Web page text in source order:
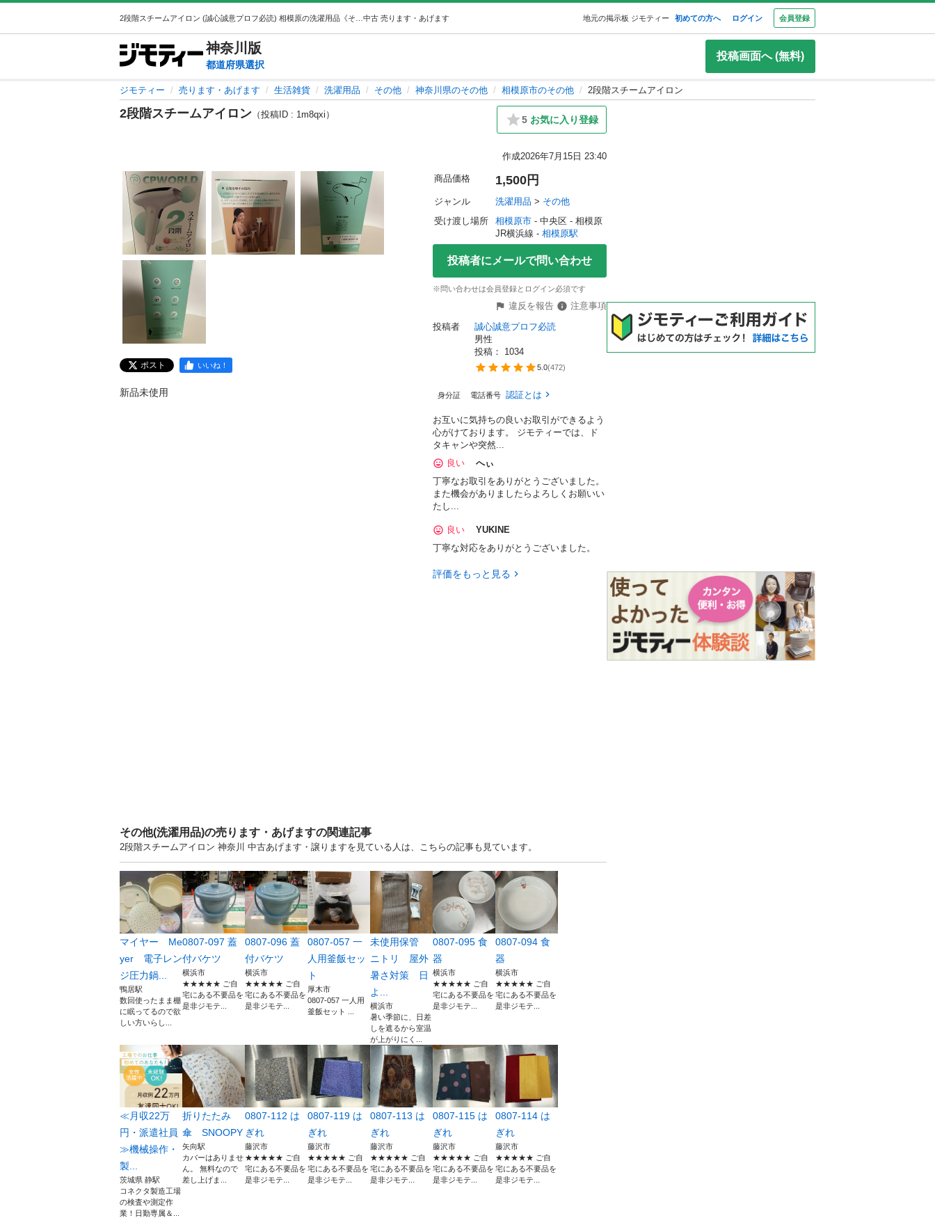
中古 売ります・あげます 地元の掲示板 ジモティー 初めての方へ ログイン 会員登録
神奈川 版
都道府県選択
投稿画面へ (無料)
ジモティー 売ります・あげます 生活雑貨 洗濯用品 その他 神奈川県のその他 相模原市のその他 2段階スチームアイロン
2段階スチームアイロン （投稿ID : 1m8qxi） 5 お気に入り登録
作成2026年7月15日 23:40
ポスト いいね！
新品未使用
商品価格 1,500円
ジャンル 洗濯用品 > その他
受け渡し場所
相模原市 - 中央区 - 相模原
JR横浜線 - 相模原駅
投稿者にメールで問い合わせ
※問い合わせは会員登録とログイン必須です
違反を報告
注意事項
投稿者
誠心誠意プロフ必読
男性
投稿： 1034
5.0(472)
身分証 電話番号 認証とは
お互いに気持ちの良いお取引ができるよう
心がけております。 ジモティーでは、ド
タキャンや突然...
良い
へぃ
丁寧なお取引をありがとうございました。
また機会がありましたらよろしくお願いい
たし...
良い
YUKINE
丁寧な対応をありがとうございました。
評価をもっと見る
その他(洗濯用品)の売ります・あげますの関連記事
2段階スチームアイロン 神奈川 中古あげます・譲りますを見ている人は、こちらの記事も見ています。
マイヤー Me
yer 電子レン
ジ圧力鍋...
鴨居駅
数回使ったまま棚
に眠ってるので欲
しい方いらし...
0807-097 蓋
付バケツ
横浜市
★★★★★ ご自
宅にある不要品を
是非ジモテ...
0807-096 蓋
付バケツ
横浜市
★★★★★ ご自
宅にある不要品を
是非ジモテ...
0807-057 一
人用釜飯セッ
ト
厚木市
0807-057 一人用
釜飯セット ...
未使用保管
ニトリ 屋外
暑さ対策 日
よ...
横浜市
暑い季節に、日差
しを遮るから室温
が上がりにく...
0807-095 食
器
横浜市
★★★★★ ご自
宅にある不要品を
是非ジモテ...
0807-094 食
器
横浜市
★★★★★ ご自
宅にある不要品を
是非ジモテ...
≪月収22万
円・派遣社員
≫機械操作・
製...
茨城県 静駅
コネクタ製造工場
の検査や測定作
業！日勤専属＆...
折りたたみ
傘 SNOOPY
矢向駅
カバーはありませ
ん。 無料なので
差し上げま...
0807-112 は
ぎれ
藤沢市
★★★★★ ご自
宅にある不要品を
是非ジモテ...
0807-119 は
ぎれ
藤沢市
★★★★★ ご自
宅にある不要品を
是非ジモテ...
0807-113 は
ぎれ
藤沢市
★★★★★ ご自
宅にある不要品を
是非ジモテ...
0807-115 は
ぎれ
藤沢市
★★★★★ ご自
宅にある不要品を
是非ジモテ...
0807-114 は
ぎれ
藤沢市
★★★★★ ご自
宅にある不要品を
是非ジモテ...